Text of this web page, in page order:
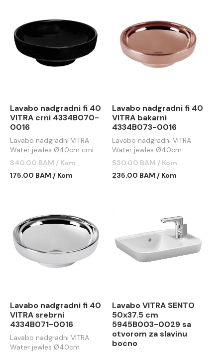
Lavabo nadgradni fi 40
VITRA crni 4334B070-
0016
Lavabo nadgradni VITRA
Water jewles Ø40cm crni
340.00 BAM / Kom
175.00 BAM / Kom
Lavabo nadgradni fi 40
VITRA bakarni
4334B073-0016
Lavabo nadgradni VITRA
Water jewles Ø40cm
bakarni
530.00 BAM / Kom
235.00 BAM / Kom
Lavabo nadgradni fi 40
VITRA srebrni
4334B071-0016
Lavabo nadgradni VITRA
Water jewles Ø40cm
Lavabo VITRA SENTO
50x37.5 cm
5945B003-0029 sa
otvorom za slavinu
bocno